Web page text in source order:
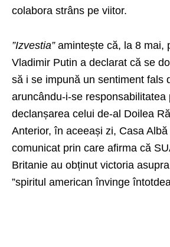
colabora strâns pe viitor.
”Izvestia”amintește că, la 8 mai,
Vladimir Putin a declarat că se
să i se impună un sentiment fals
aruncându-i-se responsabilitatea
declanșarea celui de-al Doilea
Anterior, în aceeași zi, Casa
comunicat prin care afirma că
Britanie au obținut victoria
”spiritul american învinge